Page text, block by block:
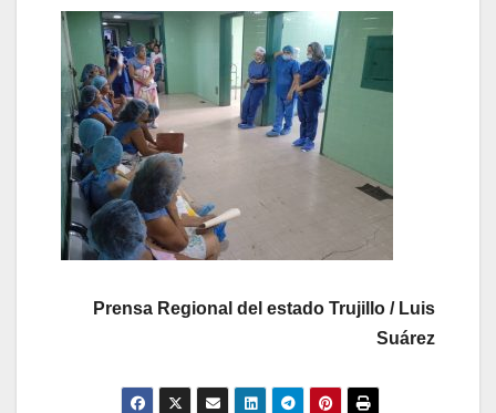
Prensa Regional del estado Trujillo / Luis
Suárez